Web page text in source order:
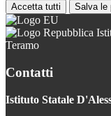
Accetta tutti Salva le
Teramo
Contatti
Istituto Statale